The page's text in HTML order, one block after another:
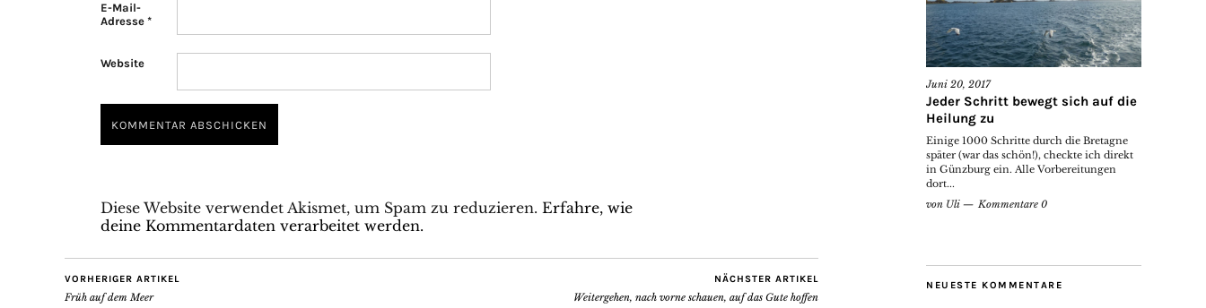
E-Mail-
Adresse *
Website
Diese Website verwendet Akismet, um Spam zu reduzieren. Erfahre, wie
deine Kommentardaten verarbeitet werden.
VORHERIGER ARTIKEL
Früh auf dem Meer
NÄCHSTER ARTIKEL
Weitergehen, nach vorne schauen, auf das Gute hoffen
Juni 20, 2017
Jeder Schritt bewegt sich auf die
Heilung zu
Einige 1000 Schritte durch die Bretagne
später (war das schön!), checkte ich direkt
in Günzburg ein. Alle Vorbereitungen
dort...
von Uli Kommentare 0
NEUESTE KOMMENTARE